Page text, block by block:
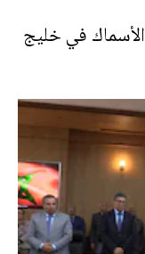
في خليج